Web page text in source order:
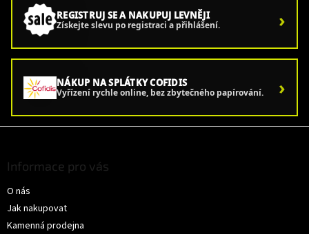
REGISTRUJ SE A NAKUPUJ LEVNĚJI
Získejte slevu po registraci a přihlášení. ›
NÁKUP NA SPLÁTKY COFIDIS
Vyřízení rychle online, bez zbytečného papírování. ›
Informace pro vás
O nás
Jak nakupovat
Kamenná prodejna